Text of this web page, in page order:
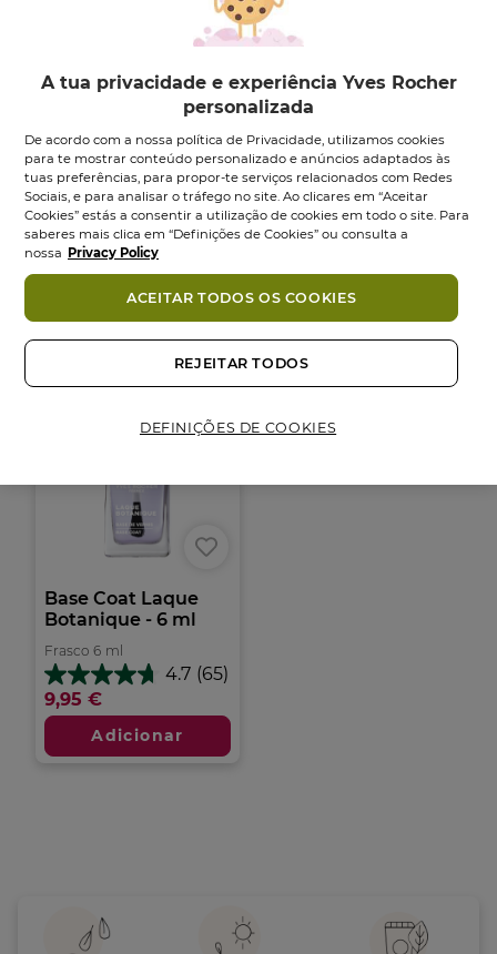
Top Coat Efeito Gel
Laque Botanique...
Frasco ml
4.5
5
estrelas.
Óleo para Cutículas
Laque...
4.9
em
5
estrelas.
15
11,95 €
Base Coat Laque
Botanique - 6 ml
Frasco 6 ml
4.7 (65)
4.7
em
5
estrelas.
65
9,95 €
Adicionar
A tua privacidade e experiência Yves Rocher
personalizada
De acordo com a nossa política de Privacidade, utilizamos cookies
para te mostrar conteúdo personalizado e anúncios adaptados às
tuas preferências, para propor-te serviços relacionados com Redes
Sociais, e para analisar o tráfego no site. Ao clicares em “Aceitar
Cookies” estás a consentir a utilização de cookies em todo o site. Para
saberes mais clica em “Definições de Cookies” ou consulta a
nossa Privacy Policy
DEFINIÇÕES DE COOKIES
REJEITAR TODOS
ACEITAR TODOS OS COOKIES